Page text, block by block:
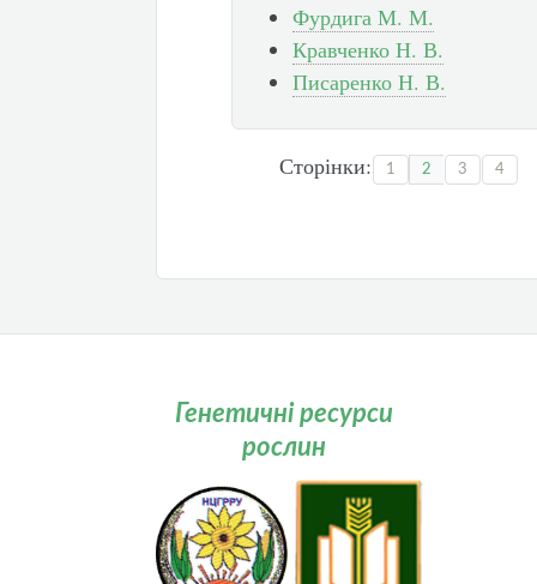
Фурдига М. М.
Кравченко Н. В.
Писаренко Н. В.
Сторінки: 1 2 3 4
Генетичні ресурси
рослин